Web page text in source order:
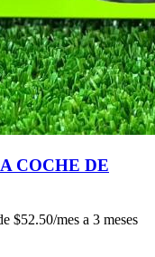
COCHE DE
$52.50/mes a 3 meses